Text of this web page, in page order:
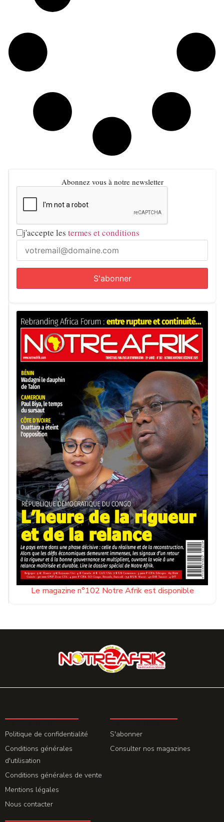
Abonnez vous à notre newsletter
j'accepte les termes et conditions
Le magazine n°102 Notre Afrik est disponible
Politique de confidentialité
Conditions générales
d'utilisation
Conditions générales de vente
Mentions légales
Nous contacter
S'abonner
Consulter nos magazines